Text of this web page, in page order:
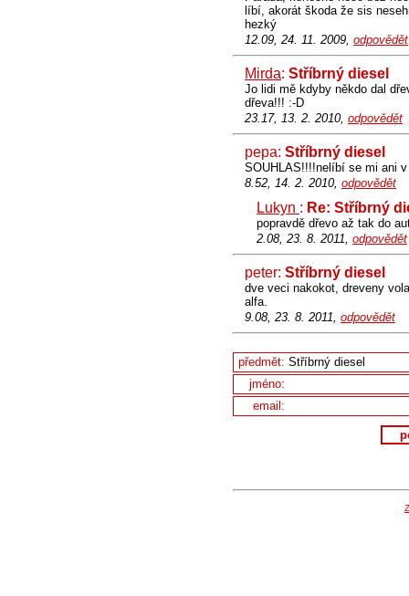
líbí, akorát škoda že sis
hezký
12.09, 24. 11. 2009, odpovědět
Mirda: Stříbrný diesel
Jo lidi mě kdyby někdo dal
dřeva!!! :-D
23.17, 13. 2. 2010, odpovědět
pepa: Stříbrný diesel
SOUHLAS!!!!nelíbí se mi ani
8.52, 14. 2. 2010, odpovědět
Lukyn : Re: Stříbrný
popravdě dřevo až tak do
2.08, 23. 8. 2011, odpovědět
peter: Stříbrný diesel
dve veci nakokot, dreveny
alfa.
9.08, 23. 8. 2011, odpovědět
předmět:
jméno:
email: